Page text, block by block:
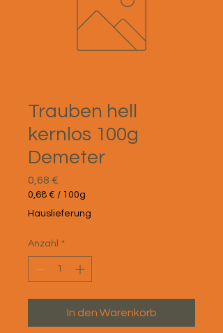
Trauben hell
kernlos 100g
Demeter
0,68 €
0,68 € / 100g
0,68 €
Gramm
Hauslieferung
Anzahl *
In den Warenkorb